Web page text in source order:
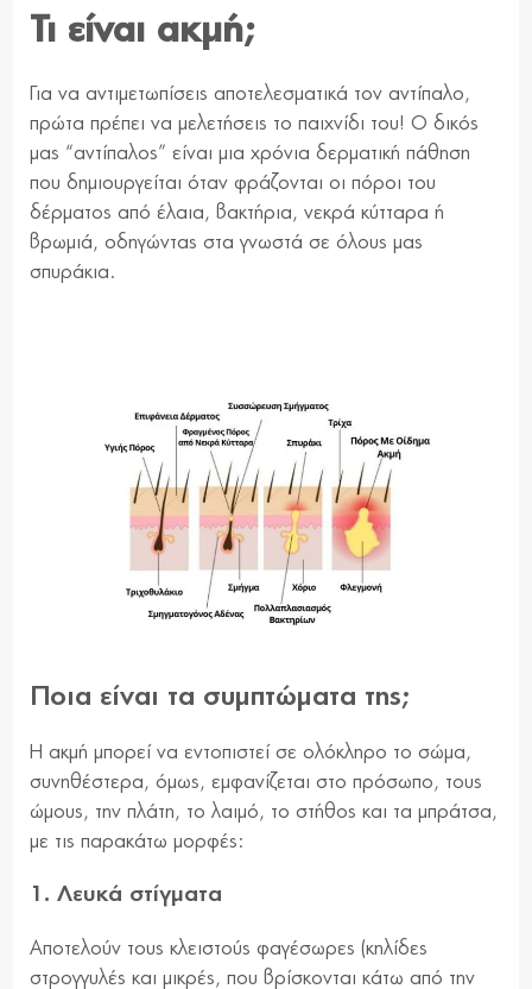
Τι είναι ακμή;
Για να αντιμετωπίσεις αποτελεσματικά τον αντίπαλο,
πρώτα πρέπει να μελετήσεις το παιχνίδι του! Ο δικός
μας “αντίπαλος” είναι μια χρόνια δερματική πάθηση
που δημιουργείται όταν φράζονται οι πόροι του
δέρματος από έλαια, βακτήρια, νεκρά κύτταρα ή
βρωμιά, οδηγώντας στα γνωστά σε όλους μας
σπυράκια.
Ποια είναι τα συμπτώματα της;
Η ακμή μπορεί να εντοπιστεί σε ολόκληρο το σώμα,
συνηθέστερα, όμως, εμφανίζεται στο πρόσωπο, τους
ώμους, την πλάτη, το λαιμό, το στήθος και τα μπράτσα,
με τις παρακάτω μορφές:
1. Λευκά στίγματα
Αποτελούν τους κλειστούς φαγέσωρες (κηλίδες
στρογγυλές και μικρές, που βρίσκονται κάτω από την